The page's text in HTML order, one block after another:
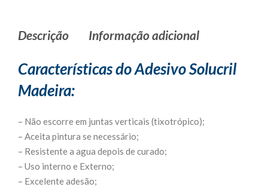
Descrição Informação adicional
Características do Adesivo Solucril
Madeira:
– Não escorre em juntas verticais (tixotrópico);
– Aceita pintura se necessário;
– Resistente a agua depois de curado;
– Uso interno e Externo;
– Excelente adesão;